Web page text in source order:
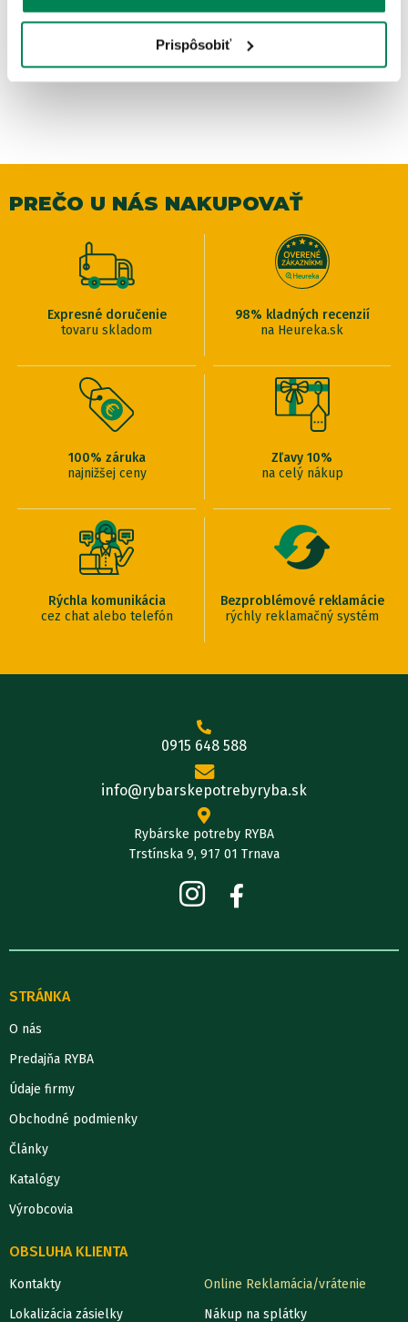
Prispôsobiť
pôvodneod 639.90 €
PREČO U NÁS NAKUPOVAŤ
Expresné doručenie
tovaru skladom
98% kladných recenzií
na Heureka.sk
100% záruka
najnižšej ceny
Zľavy 10%
na celý nákup
Rýchla komunikácia
cez chat alebo telefón
Bezproblémové reklamácie
rýchly reklamačný systém
0915 648 588
info@rybarskepotrebyryba.sk
Rybárske potreby RYBA
Trstínska 9, 917 01 Trnava
STRÁNKA
O nás
Predajňa RYBA
Údaje firmy
Obchodné podmienky
Články
Katalógy
Výrobcovia
OBSLUHA KLIENTA
Kontakty
Lokalizácia zásielky
Online Reklamácia/vrátenie
Nákup na splátky